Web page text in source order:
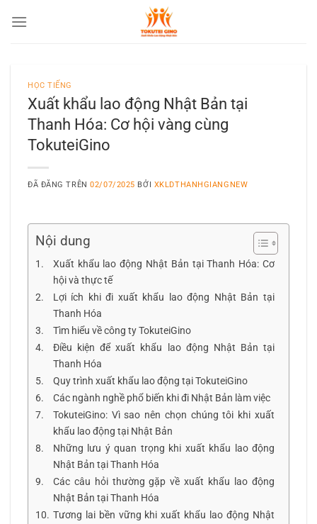
đến
HỌC TIẾNG
Xuất khẩu lao động Nhật Bản tại
Thanh Hóa: Cơ hội vàng cùng
TokuteiGino
ĐÃ ĐĂNG TRÊN02/07/2025 BỞI XKLDTHANHGIANGNEW
Nội dung
Xuất khẩu lao động Nhật Bản tại Thanh Hóa: Cơ
hội và thực tế
Lợi ích khi đi xuất khẩu lao động Nhật Bản tại
Thanh Hóa
Tìm hiểu về công ty TokuteiGino
Điều kiện để xuất khẩu lao động Nhật Bản tại
Thanh Hóa
Quy trình xuất khẩu lao động tại TokuteiGino
Các ngành nghề phổ biến khi đi Nhật Bản làm việc
TokuteiGino: Vì sao nên chọn chúng tôi khi xuất
khẩu lao động tại Nhật Bản
Những lưu ý quan trọng khi xuất khẩu lao động
Nhật Bản tại Thanh Hóa
Các câu hỏi thường gặp về xuất khẩu lao động
Nhật Bản tại Thanh Hóa
Tương lai bền vững khi xuất khẩu lao động Nhật